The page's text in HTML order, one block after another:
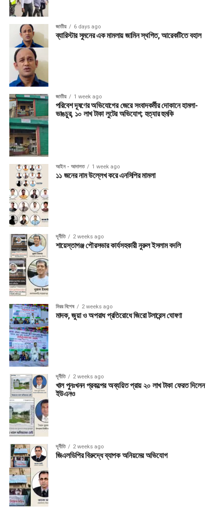
জাতীয় 6 days ago
ব্যারিস্টার সুমনের এক মামলায় জামিন স্থগিত, আরেকটিতে বহাল
জাতীয় 1 week ago
পরিবেশ দূষণের অভিযোগের জেরে সংবাদকর্মীর দোকানে হামলা-
ভাঙচুর, ১০ লাখ টাকা লুটের অভিযোগ; হত্যার হুমকি
আইন - আদালত 1 week ago
১১ জনের নাম উল্লেখ করে এনসিপির মামলা
দূর্নীতি 2 weeks ago
শায়েস্তাগঞ্জ পৌরসভার কার্যসহকারী নুরুল ইসলাম বদলি
মিরর বিশেষ 2 weeks ago
মাদক, জুয়া ও অপরাধ প্রতিরোধে জিরো টলারেন্স ঘোষণা
দূর্নীতি 2 weeks ago
খাল পুনঃখনন প্রকল্পের অব্যয়িত প্রায় ২০ লাখ টাকা ফেরত দিলেন
ইউএনও
দূর্নীতি 2 weeks ago
জিএলডিপির বিরুদ্ধে ব্যাপক অনিয়মের অভিযোগ